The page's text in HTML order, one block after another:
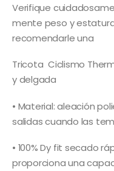
Verifique
mente peso y
recomendarle una
Tricota Ciclismo
y delgada
• Material: aleación
salidas cuando las
• 100% Dy fit secado
proporciona una